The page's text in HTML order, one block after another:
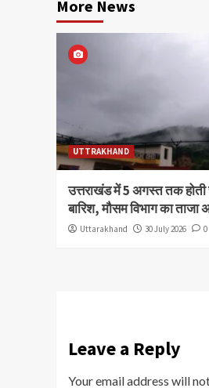
More News
UTTRAKHAND
उत्तराखंड में 5 अगस्त तक होती
बारिश, मौसम विभाग का ताजा
Uttarakhand 30 July 2026 0
Leave a Reply
Your email address will